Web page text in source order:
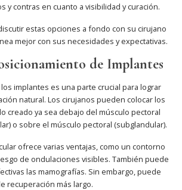
y contras en cuanto a visibilidad y curación.
estas opciones a fondo con su cirujano
mejor con sus necesidades y expectativas.
de Implantes
implantes es una parte crucial para lograr
natural. Los cirujanos pueden colocar los
creado ya sea debajo del músculo pectoral
o sobre el músculo pectoral (subglandular).
ofrece varias ventajas, como un contorno
de ondulaciones visibles. También puede
las mamografías. Sin embargo, puede
recuperación más largo.